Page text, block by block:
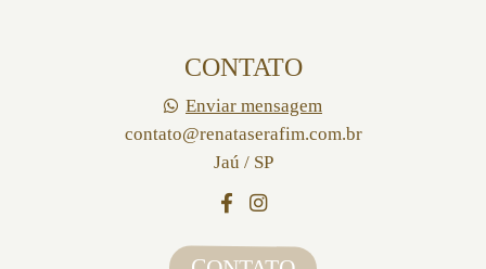
CONTATO
Enviar mensagem
contato@renataserafim.com.br
Jaú / SP